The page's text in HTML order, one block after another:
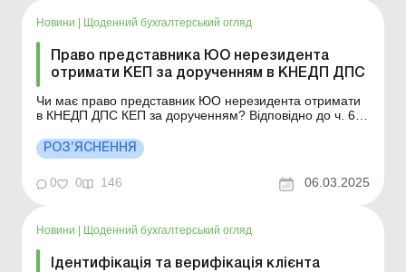
Новини Щоденний бухгалтерський огляд
Право представника ЮО нерезидента
отримати КЕП за дорученням в КНЕДП ДПС
Чи має право представник ЮО нерезидента отримати
в КНЕДП ДПС КЕП за дорученням? Відповідно до ч. 6
ідентифікацію та електронні довірчі послуги» (далі –
Закон № 2155) уповноважений представник юридичної
РОЗ’ЯСНЕННЯ
0 0 146 06.03.2025
Новини | Щоденний бухгалтерський огляд
Ідентифікація та верифікація клієнта